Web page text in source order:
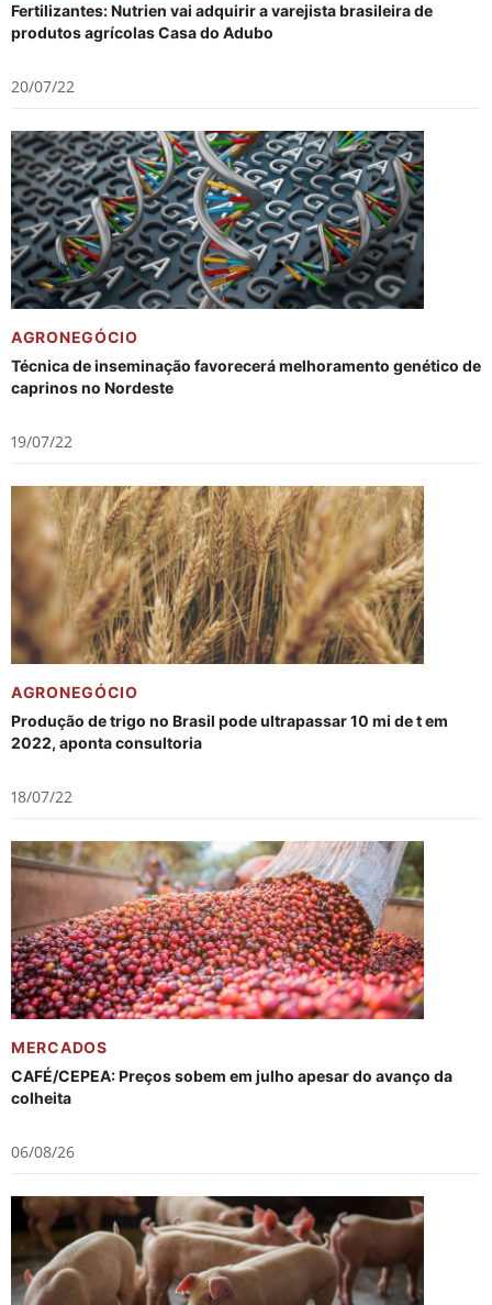
Fertilizantes: Nutrien vai adquirir a varejista brasileira de
produtos agrícolas Casa do Adubo
20/07/22
AGRONEGÓCIO
Técnica de inseminação favorecerá melhoramento genético de
caprinos no Nordeste
19/07/22
AGRONEGÓCIO
Produção de trigo no Brasil pode ultrapassar 10 mi de t em
2022, aponta consultoria
18/07/22
MERCADOS
CAFÉ/CEPEA: Preços sobem em julho apesar do avanço da
colheita
06/08/26